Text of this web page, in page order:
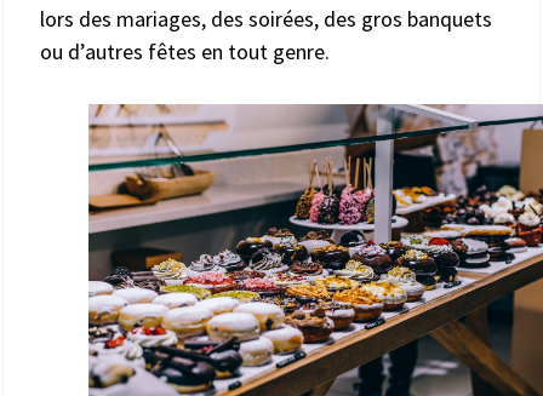
lors des mariages, des soirées, des gros banquets
ou d’autres fêtes en tout genre.